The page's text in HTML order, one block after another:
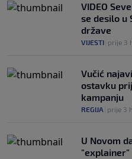
VIDEO
se desilo u
države
VIJESTI prije 3
Vučić
ostavku
kampanju
REGIJA prije 3 h
U Novom
"explainer"